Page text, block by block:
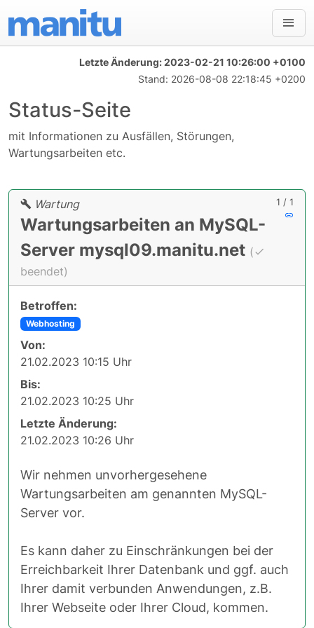
Letzte Änderung:2023-02-21 10:26:00 +0100
Stand: 2026-08-08 22:18:45 +0200
Status-Seite
mit Informationen zu Ausfällen, Störungen,
Wartungsarbeiten etc.
1 / 1
Wartung
Wartungsarbeiten an MySQL-
Server mysql09.manitu.net (
beendet)
Betroffen:
Webhosting
Von:
21.02.2023 10:15 Uhr
Bis:
21.02.2023 10:25 Uhr
Letzte Änderung:
21.02.2023 10:26 Uhr
Wir nehmen unvorhergesehene
Wartungsarbeiten am genannten MySQL-
Server vor.
Es kann daher zu Einschränkungen bei der
Erreichbarkeit Ihrer Datenbank und ggf. auch
Ihrer damit verbunden Anwendungen, z.B.
Ihrer Webseite oder Ihrer Cloud, kommen.